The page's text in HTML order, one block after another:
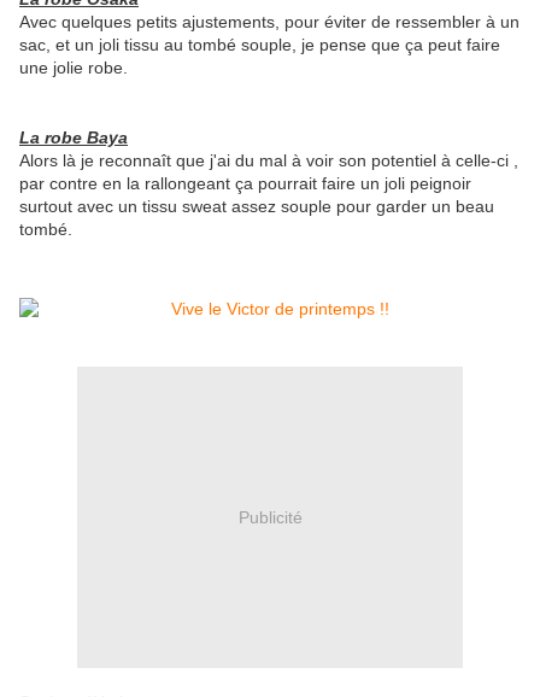
Avec quelques petits ajustements, pour éviter de ressembler à un
sac, et un joli tissu au tombé souple, je pense que ça peut faire
une jolie robe.
La robe Baya
Alors là je reconnaît que j'ai du mal à voir son potentiel à celle-ci ,
par contre en la rallongeant ça pourrait faire un joli peignoir
surtout avec un tissu sweat assez souple pour garder un beau
tombé.
Publicité